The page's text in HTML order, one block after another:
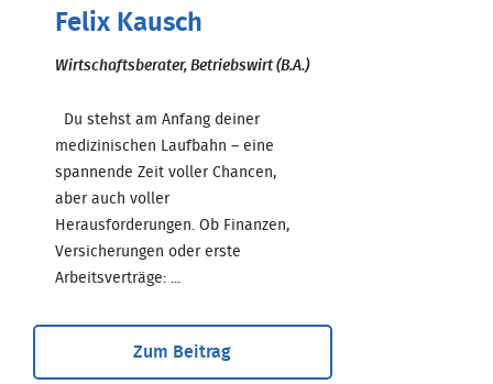
Felix Kausch
Wirtschaftsberater, Betriebswirt (B.A.)
Du stehst am Anfang deiner
medizinischen Laufbahn – eine
spannende Zeit voller Chancen,
aber auch voller
Herausforderungen. Ob Finanzen,
Versicherungen oder erste
Arbeitsverträge: ...
Zum Beitrag